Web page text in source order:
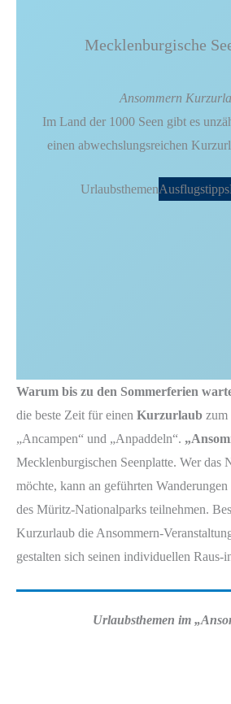
Mecklenburgische
Ansommern
Im Land der 1000 Seen gibt es
einen abwechslungsreichen
UrlaubsthemenAusflugstipps
Warum bis zu den Sommerferien
die beste Zeit für einen Kurzurlaub zum
„Ancampen“ und „Anpaddeln“.
Mecklenburgischen Seenplatte. Wer das
möchte, kann an geführten
des Müritz-Nationalparks teilnehmen.
Kurzurlaub die Ansommern-
gestalten sich seinen individuellen
Urlaubsthemen im